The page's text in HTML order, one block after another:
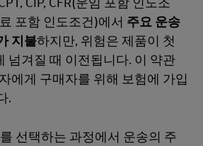
포함 인도조건)에서 주요 운송
지불하지만, 위험은 제품이 첫
넘겨질 때 이전됩니다. 이 약관
에게 구매자를 위해 보험에 가입
.
선택하는 과정에서 운송의 주